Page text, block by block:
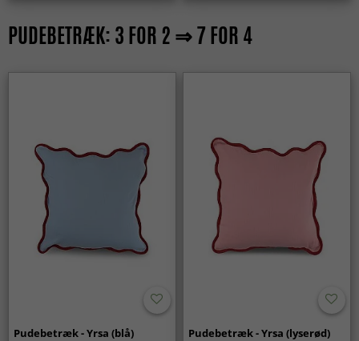
PUDEBETRÆK: 3 FOR 2 ⇒ 7 FOR 4
Pudebetræk - Yrsa (blå) Pudebetræk - Yrsa (lyserød)